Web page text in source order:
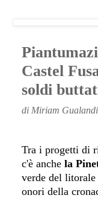
Castel
soldi
di Miriam Gualandi
Tra i progetti di
c'è anche la
verde del litorale
onori della